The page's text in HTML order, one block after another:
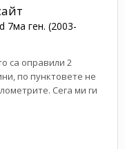
7ма ген. (2003-
са оправили 2
по пунктовете не
Сега ми ги